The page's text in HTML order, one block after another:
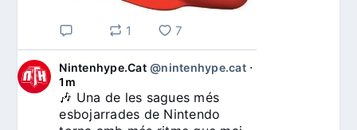
1 7
Nintenhype.Cat @nintenhype.cat⋅
1m
🎶 Una de les sagues més
esbojarrades de Nintendo